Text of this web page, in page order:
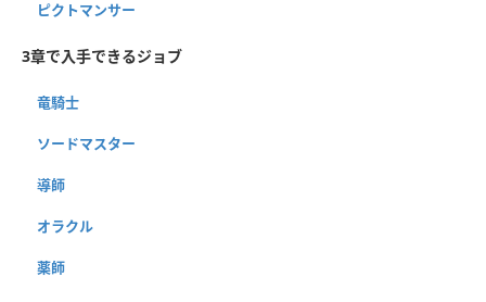
ピクトマンサー
3章で入手できるジョブ
竜騎士
ソードマスター
導師
オラクル
薬師